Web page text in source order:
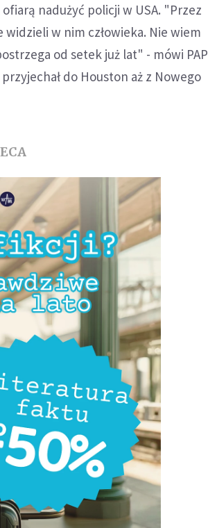
nadużyć policji w USA. "Przez
w nim człowieka. Nie wiem
od setek już lat" - mówi PAP
do Houston aż z Nowego